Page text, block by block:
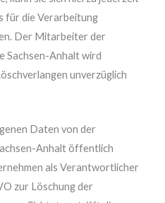
für die Verarbeitung
Der Mitarbeiter der
Sachsen-Anhalt wird
unverzüglich
Daten von der
Anhalt öffentlich
als Verantwortlicher
zur Löschung der